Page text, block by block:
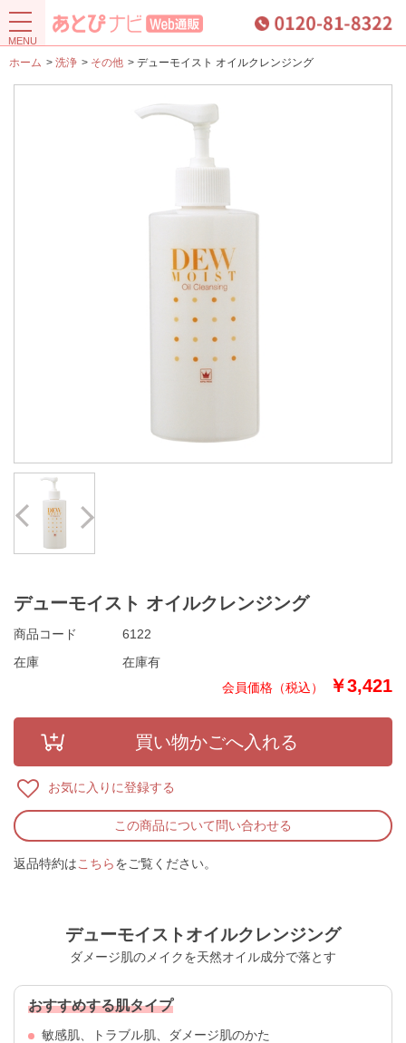
ホーム > 洗浄 > その他 > デューモイスト オイルクレンジング
Prev
デューモイスト オイルクレンジング
￥3,421
商品コード
6122
在庫
在庫有
お気に入りに登録する
この商品について問い合わせる
返品特約はこちらをご覧ください。
デューモイストオイルクレンジング
ダメージ肌のメイクを天然オイル成分で落とす
おすすめする肌タイプ
敏感肌、トラブル肌、ダメージ肌のかた